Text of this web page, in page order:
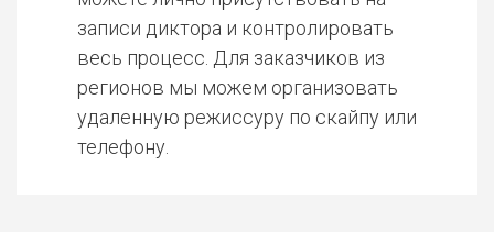
записи диктора и контролировать
весь процесс. Для заказчиков из
регионов мы можем организовать
удаленную режиссуру по скайпу или
телефону.